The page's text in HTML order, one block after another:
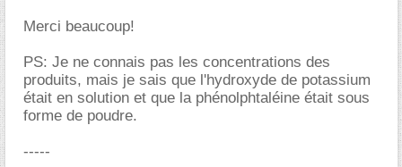
Merci beaucoup!
PS: Je ne connais pas les concentrations des
produits, mais je sais que l'hydroxyde de potassium
était en solution et que la phénolphtaléine était sous
forme de poudre.
-----